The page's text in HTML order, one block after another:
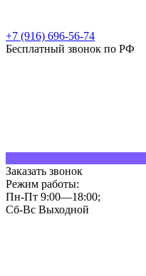
+7 (916) 696-56-74
Бесплатный звонок по РФ
Заказать звонок
Режим работы:
Пн-Пт 9:00—18:00;
Сб-Вс Выходной